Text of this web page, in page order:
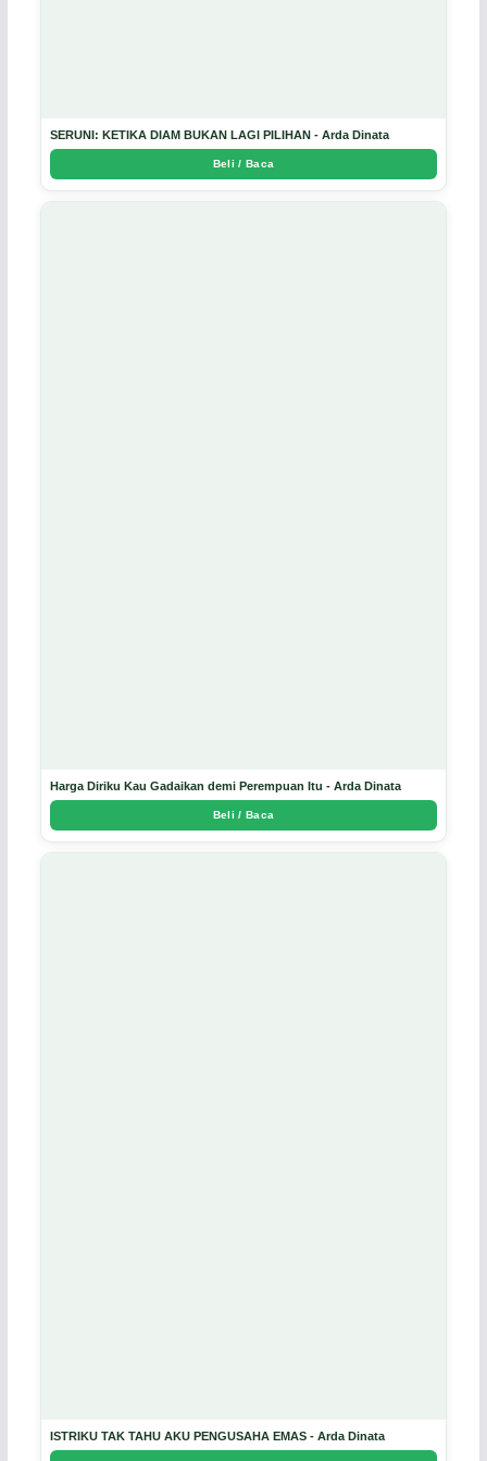
SERUNI: KETIKA DIAM BUKAN LAGI PILIHAN - Arda Dinata
Beli / Baca
Harga Diriku Kau Gadaikan demi Perempuan Itu - Arda Dinata
Beli / Baca
ISTRIKU TAK TAHU AKU PENGUSAHA EMAS - Arda Dinata